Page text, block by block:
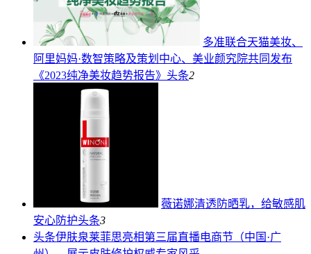
多准联合天猫美妆、
阿里妈妈·数智策略及策划中心、美业颜究院共同发布
《2023纯净美妆趋势报告》 头条2
薇诺娜清透防晒乳，给敏感肌
安心防护头条3
头条伊肤泉莱菲思亮相第三届直播电商节（中国·广